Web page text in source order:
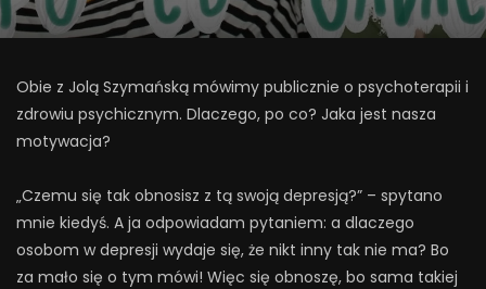
Obie z Jolą Szymańską mówimy publicznie o psychoterapii i
zdrowiu psychicznym. Dlaczego, po co? Jaka jest nasza
motywacja?
„Czemu się tak obnosisz z tą swoją depresją?” – spytano
mnie kiedyś. A ja odpowiadam pytaniem: a dlaczego
osobom w depresji wydaje się, że nikt inny tak nie ma? Bo
za mało się o tym mówi! Więc się obnoszę, bo sama takiej